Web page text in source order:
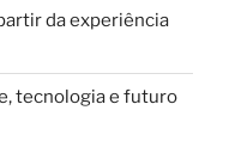
da experiência
tecnologia e futuro